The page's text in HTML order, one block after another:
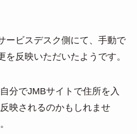
ービスデスク側にて、手動で
を反映いただいたようです。
分でJMBサイトで住所を入
映されるのかもしれませ